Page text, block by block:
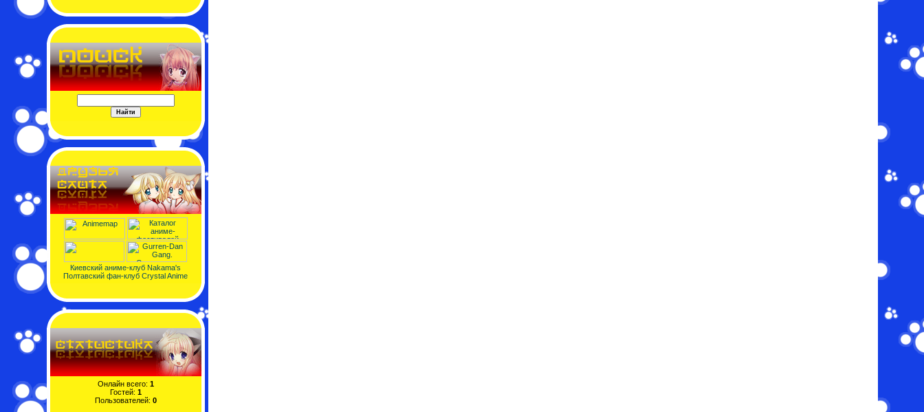
Киевский аниме-клуб Nakama's
Полтавский фан-клуб Crystal Anime
Онлайн всего: 1
Гостей: 1
Пользователей: 0